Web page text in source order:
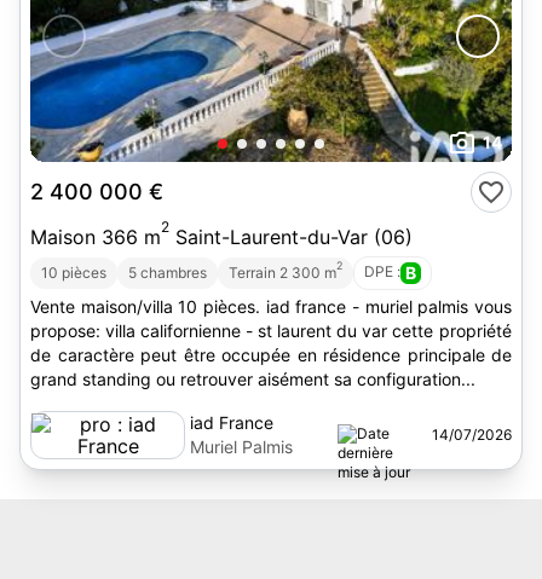
14
2 400 000 €
Maison 366 m2 Saint-Laurent-du-Var (06)
10 pièces 5 chambres Terrain 2 300 m2 DPE : B
Vente maison/villa 10 pièces. iad france - muriel palmis vous
propose: villa californienne - st laurent du var cette propriété
de caractère peut être occupée en résidence principale de
grand standing ou retrouver aisément sa configuration...
iad France
Muriel Palmis
14/07/2026